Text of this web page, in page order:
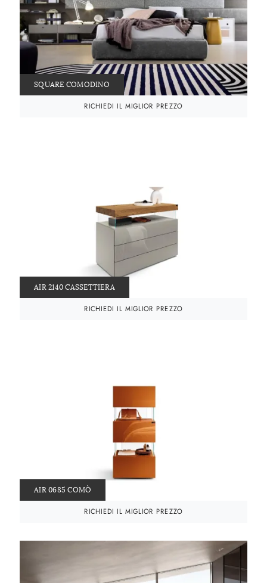
SQUARE COMODINO
RICHIEDI IL MIGLIOR PREZZO
AIR 2140 CASSETTIERA
RICHIEDI IL MIGLIOR PREZZO
AIR 0685 COMÒ
RICHIEDI IL MIGLIOR PREZZO